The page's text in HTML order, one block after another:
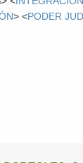
> <PODER